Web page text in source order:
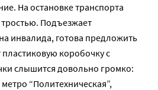
На остановке транспорта
Подъезжает
инвалида, готова предложить
коробочку с
слышится довольно громко:
“Политехническая”,